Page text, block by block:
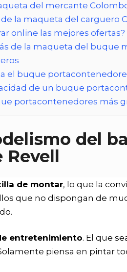
del mercante
la maqueta del carguero
online las mejores ofertas?
de la maqueta del buque
el buque
de un buque
portacontenedores más
del
Revell
de montar, lo que la
que no dispongan de
entretenimiento. El que
piensa en pintar